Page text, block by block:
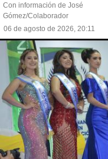
Con información de José
Gómez/Colaborador
06 de agosto de 2026, 20:11